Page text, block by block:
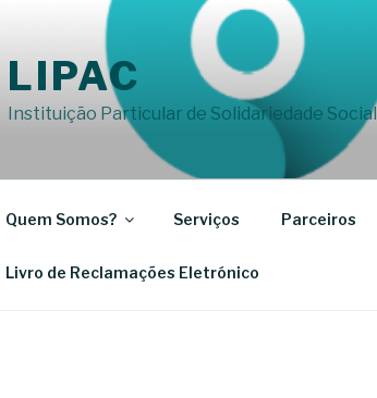
LIPAC
Instituição Particular de Solidariedade Social
Quem Somos? Serviços Parceiros
Livro de Reclamações Eletrónico